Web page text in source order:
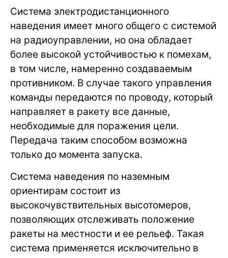
Система электродистанционного
наведения имеет много общего с системой
на радиоуправлении, но она обладает
более высокой устойчивостью к помехам,
в том числе, намеренно создаваемым
противником. В случае такого управления
команды передаются по проводу, который
направляет в ракету все данные,
необходимые для поражения цели.
Передача таким способом возможна
только до момента запуска.
Система наведения по наземным
ориентирам состоит из
высокочувствительных высотомеров,
позволяющих отслеживать положение
ракеты на местности и ее рельеф. Такая
система применяется исключительно в